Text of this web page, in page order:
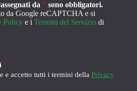
da * sono obbligatori.
da Google reCAPTCHA e si
Policy e iTermini del Servizio di
*
e accetto tutti i termini dellaPrivacy